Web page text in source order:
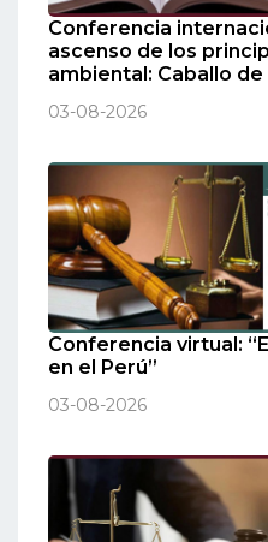
Conferencia
ascenso de los
ambiental: Caballo
03-08-2026
Conferencia virtual:
en el Perú”
03-08-2026